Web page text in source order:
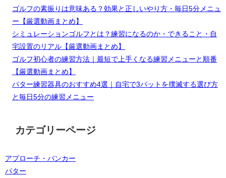
ゴルフの素振りは意味ある？効果と正しいやり方・毎日5分メニュ
ー【厳選動画まとめ】
シミュレーションゴルフとは？練習になるのか・できること・自
宅設置のリアル【厳選動画まとめ】
ゴルフ初心者の練習方法｜最短で上手くなる練習メニューと順番
【厳選動画まとめ】
パター練習器具のおすすめ4選｜自宅で3パットを撲滅する選び方
と毎日5分の練習メニュー
カテゴリーページ
アプローチ・バンカー
パター